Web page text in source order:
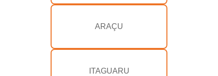
ARAÇU
ITAGUARU